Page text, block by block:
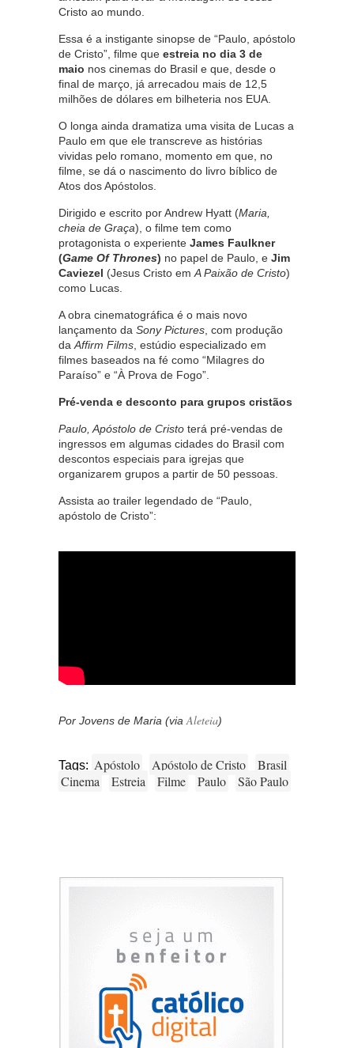
Cristo ao mundo.
Essa é a instigante sinopse de “Paulo, apóstolo
de Cristo”, filme que estreia no dia 3 de
maio nos cinemas do Brasil e que, desde o
final de março, já arrecadou mais de 12,5
milhões de dólares em bilheteria nos EUA.
O longa ainda dramatiza uma visita de Lucas a
Paulo em que ele transcreve as histórias
vividas pelo romano, momento em que, no
filme, se dá o nascimento do livro bíblico de
Atos dos Apóstolos.
Dirigido e escrito por Andrew Hyatt (Maria,
cheia de Graça), o filme tem como
protagonista o experiente James Faulkner
(Game Of Thrones) no papel de Paulo, e Jim
Caviezel (Jesus Cristo em A Paixão de Cristo)
como Lucas.
A obra cinematográfica é o mais novo
lançamento da Sony Pictures , com produção
da Affirm Films , estúdio especializado em
filmes baseados na fé como “Milagres do
Paraíso” e “À Prova de Fogo”.
Pré-venda e desconto para grupos cristãos
Paulo, Apóstolo de Cristo terá pré-vendas de
ingressos em algumas cidades do Brasil com
descontos especiais para igrejas que
organizarem grupos a partir de 50 pessoas.
Assista ao trailer legendado de “Paulo,
apóstolo de Cristo”:
Por Jovens de Maria (via Aleteia)
Tags: Apóstolo Apóstolo de Cristo
Brasil
Cinema
Estreia Filme Paulo São Paulo